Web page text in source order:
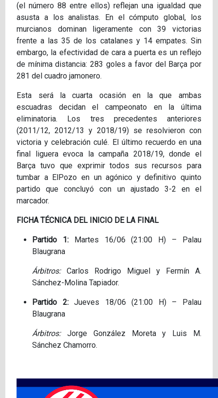
(el número 88 entre ellos) reflejan una igualdad que
asusta a los analistas. En el cómputo global, los
murcianos dominan ligeramente con 39 victorias
frente a las 35 de los catalanes y 14 empates. Sin
embargo, la efectividad de cara a puerta es un reflejo
de mínima distancia: 283 goles a favor del Barça por
281 del cuadro jamonero.
Esta será la cuarta ocasión en la que ambas
escuadras decidan el campeonato en la última
eliminatoria. Los tres precedentes anteriores
(2011/12, 2012/13 y 2018/19) se resolvieron con
victoria y celebración culé. El último recuerdo en una
final liguera evoca la campaña 2018/19, donde el
Barça tuvo que exprimir todos sus recursos para
tumbar a ElPozo en un agónico y definitivo quinto
partido que concluyó con un ajustado 3-2 en el
marcador.
FICHA TÉCNICA DEL INICIO DE LA FINAL
Partido 1: Martes 16/06 (21:00 H) – Palau
Blaugrana
Árbitros:Carlos Rodrigo Miguel y Fermín A.
Sánchez-Molina Tapiador.
Partido 2:Jueves 18/06 (21:00 H) – Palau
Blaugrana
Árbitros:Jorge González Moreta y Luis M.
Sánchez Chamorro.